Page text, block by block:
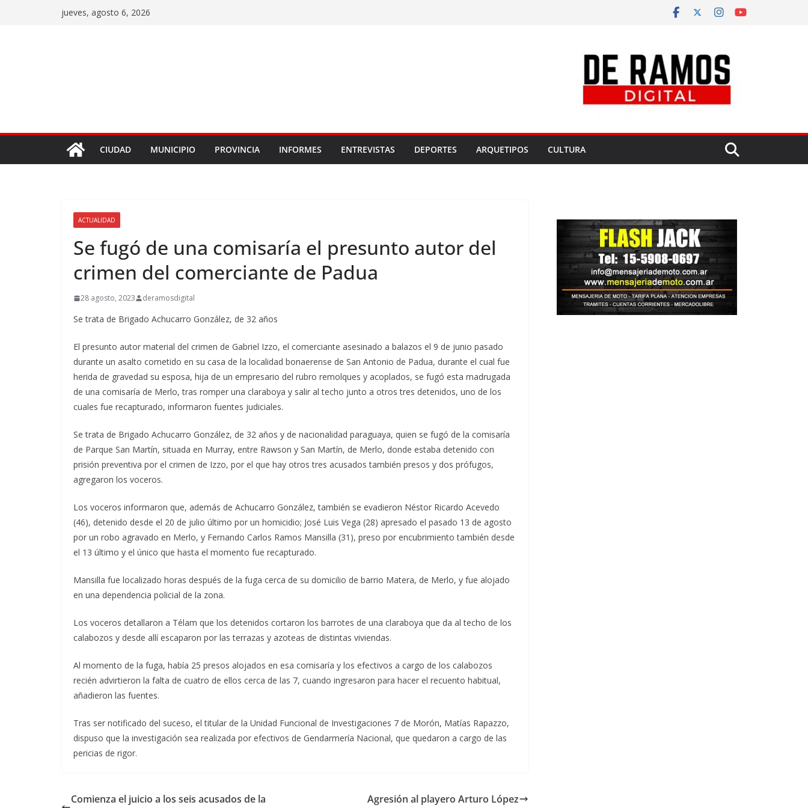
jueves, agosto 6, 2026
CIUDAD MUNICIPIO PROVINCIA INFORMES ENTREVISTAS DEPORTES ARQUETIPOS CULTURA
ACTUALIDAD
Se fugó de una comisaría el presunto autor del
crimen del comerciante de Padua
28 agosto, 2023 deramosdigital
Se trata de Brigado Achucarro González, de 32 años
El presunto autor material del crimen de Gabriel Izzo, el comerciante asesinado a balazos el 9 de junio pasado
durante un asalto cometido en su casa de la localidad bonaerense de San Antonio de Padua, durante el cual fue
herida de gravedad su esposa, hija de un empresario del rubro remolques y acoplados, se fugó esta madrugada
de una comisaría de Merlo, tras romper una claraboya y salir al techo junto a otros tres detenidos, uno de los
cuales fue recapturado, informaron fuentes judiciales.
Se trata de Brigado Achucarro González, de 32 años y de nacionalidad paraguaya, quien se fugó de la comisaría
de Parque San Martín, situada en Murray, entre Rawson y San Martín, de Merlo, donde estaba detenido con
prisión preventiva por el crimen de Izzo, por el que hay otros tres acusados también presos y dos prófugos,
agregaron los voceros.
Los voceros informaron que, además de Achucarro González, también se evadieron Néstor Ricardo Acevedo
(46), detenido desde el 20 de julio último por un homicidio; José Luis Vega (28) apresado el pasado 13 de agosto
por un robo agravado en Merlo, y Fernando Carlos Ramos Mansilla (31), preso por encubrimiento también desde
el 13 último y el único que hasta el momento fue recapturado.
Mansilla fue localizado horas después de la fuga cerca de su domicilio de barrio Matera, de Merlo, y fue alojado
en una dependencia policial de la zona.
Los voceros detallaron a Télam que los detenidos cortaron los barrotes de una claraboya que da al techo de los
calabozos y desde allí escaparon por las terrazas y azoteas de distintas viviendas.
Al momento de la fuga, había 25 presos alojados en esa comisaría y los efectivos a cargo de los calabozos
recién advirtieron la falta de cuatro de ellos cerca de las 7, cuando ingresaron para hacer el recuento habitual,
añadieron las fuentes.
Tras ser notificado del suceso, el titular de la Unidad Funcional de Investigaciones 7 de Morón, Matías Rapazzo,
dispuso que la investigación sea realizada por efectivos de Gendarmería Nacional, que quedaron a cargo de las
pericias de rigor.
Comienza el juicio a los seis acusados de la Agresión al playero Arturo López